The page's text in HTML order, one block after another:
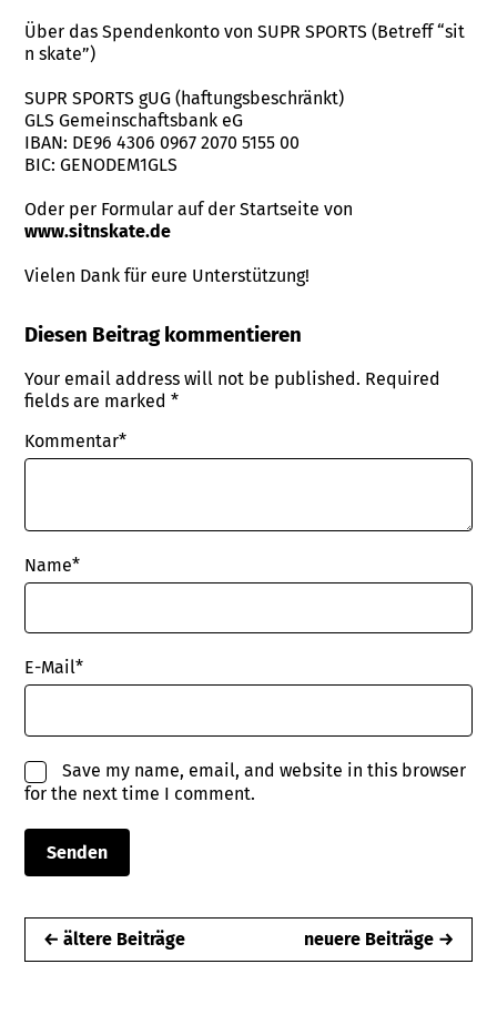
Über das Spendenkonto von SUPR SPORTS (Betreff “sit
n skate”)
SUPR SPORTS gUG (haftungsbeschränkt)
GLS Gemeinschaftsbank eG
IBAN: DE96 4306 0967 2070 5155 00
BIC: GENODEM1GLS
Oder per Formular auf der Startseite von
www.sitnskate.de
Vielen Dank für eure Unterstützung!
Diesen Beitrag kommentieren
Your email address will not be published. Required
fields are marked*
Kommentar*
Name*
E-Mail*
Save my name, email, and website in this browser
for the next time I comment.
← ältere Beiträge neuere Beiträge →